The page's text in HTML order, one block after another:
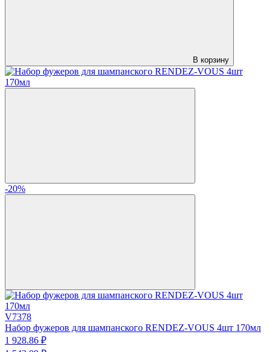
В корзину
-20%
V7378
Набор фужеров для шампанского RENDEZ-VOUS 4шт 170мл
1 928.86 ₽